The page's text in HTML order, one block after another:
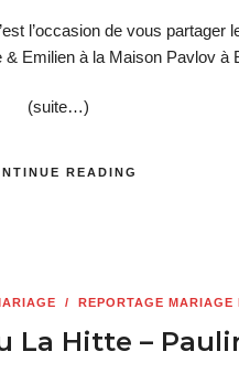
l’occasion de vous partager
& Emilien à la Maison Pavlov à
(suite…)
READING
/REPORTAGE MARIAGE
La Hitte –